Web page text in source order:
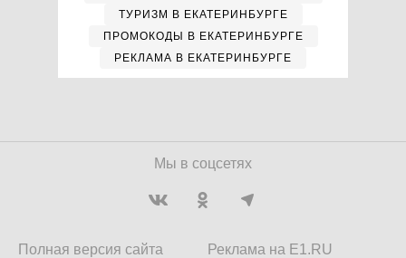
ТУРИЗМ В ЕКАТЕРИНБУРГЕ
ПРОМОКОДЫ В ЕКАТЕРИНБУРГЕ
РЕКЛАМА В ЕКАТЕРИНБУРГЕ
Мы в соцсетях
Полная версия сайта
Реклама на E1.RU